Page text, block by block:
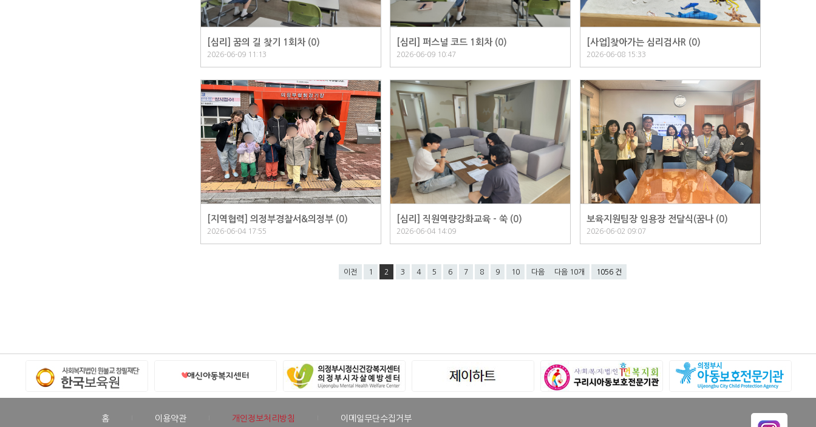
[심리] 꿈의 길 찾기 1회차 (0)
2026-06-09 11:13
[심리] 퍼스널 코드 1회차 (0)
2026-06-09 10:47
[사업]찾아가는 심리검사R (0)
2026-06-08 15:33
[지역협력] 의정부경찰서&의정부 (0)
2026-06-04 17:55
[심리] 직원역량강화교육 - 쑥 (0)
2026-06-04 14:09
보육지원팀장 임용장 전달식(꿈나 (0)
2026-06-02 09:07
이전 1 2 3 4 5 6 7 8 9 10 다음 다음 10개 1056 건
홈 이용약관 개인정보처리방침 이메일무단수집거부